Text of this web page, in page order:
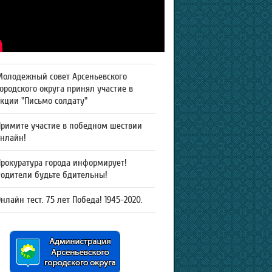
совет Арсеньевского
округа принял участие в
"Письмо солдату"
участие в победном шествии
города информирует!
будьте бдительны!
тест. 75 лет Победа! 1945-2020.